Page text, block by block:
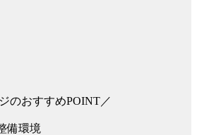
のおすすめPOINT／
備環境